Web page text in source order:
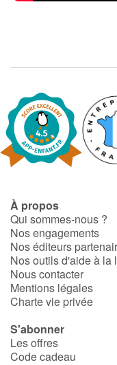
À propos
Qui sommes-nous ?
Nos engagements
Nos éditeurs
Nos outils d'aide à la
Nous contacter
Mentions légales
Charte vie privée
S'abonner
Les offres
Code cadeau